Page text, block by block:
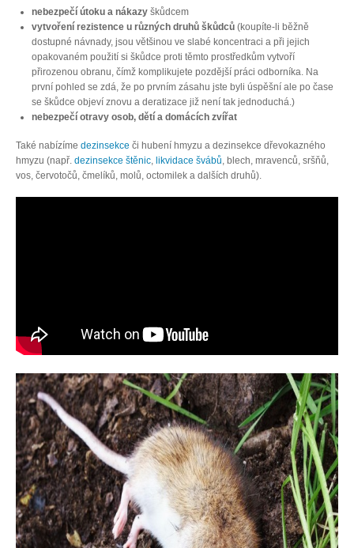
nebezpečí útoku a nákazy škůdcem
vytvoření rezistence u různých druhů škůdců (koupíte-li běžně
dostupné návnady, jsou většinou ve slabé koncentraci a při jejich
opakovaném použití si škůdce proti těmto prostředkům vytvoří
přirozenou obranu, čímž komplikujete pozdější práci odborníka. Na
první pohled se zdá, že po prvním zásahu jste byli úspěšní ale po čase
se škůdce objeví znovu a deratizace již není tak jednoduchá.)
nebezpečí otravy osob, dětí a domácích zvířat
Také nabízíme dezinsekce či hubení hmyzu a dezinsekce dřevokazného
hmyzu (např. dezinsekce štěnic, likvidace švábů, blech, mravenců, sršňů,
vos, červotočů, čmelíků, molů, octomilek a dalších druhů).